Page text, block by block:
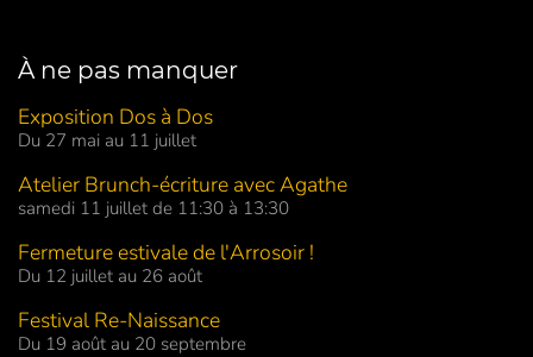
À ne pas manquer
Exposition Dos à Dos
Du 27 mai au 11 juillet
Atelier Brunch-écriture avec Agathe
samedi 11 juillet de 11:30 à 13:30
Fermeture estivale de l'Arrosoir !
Du 12 juillet au 26 août
Festival Re-Naissance
Du 19 août au 20 septembre